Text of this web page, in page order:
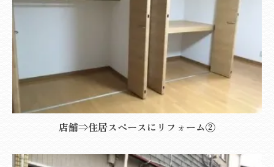
店舗⇒住居スペースにリフォーム②